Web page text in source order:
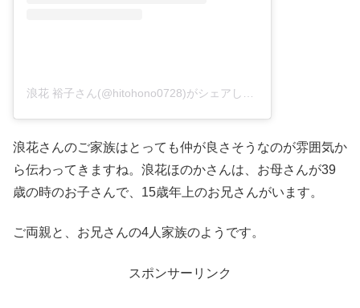
浪花さんのご家族はとっても仲が良さそうなのが雰囲気か
ら伝わってきますね。浪花ほのかさんは、お母さんが39
歳の時のお子さんで、15歳年上のお兄さんがいます。
ご両親と、お兄さんの4人家族のようです。
スポンサーリンク